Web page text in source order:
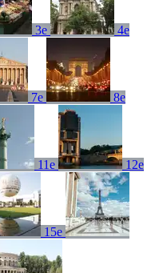
3e 4e
7e 8e
11e 12e
15e